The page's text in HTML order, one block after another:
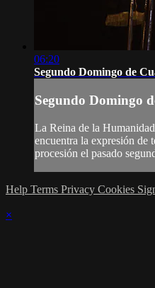
06:20
Segundo Domingo de
Segundo Domingo
La Reina de la
encuentra la expresión de
procesión el pasado
Help Terms Privacy Cookies
×